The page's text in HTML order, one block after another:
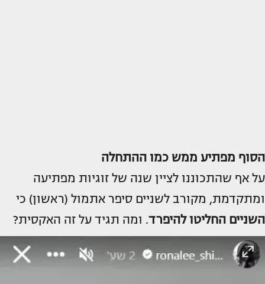
הסוף מפתיע ממש כמו ההתחלה
על אף שהתכוננו לציין שנה של זוגיות מפתיעה
ומתקדמת, מקורב לשניים סיפר אתמול (ראשון) כי
השניים החליטו להיפרד. ומה תגיד על זה האקסית?